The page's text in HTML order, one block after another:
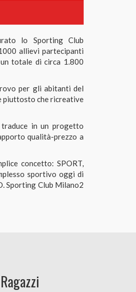
lo Sporting Club
allievi partecipanti
totale di circa 1.800
per gli abitanti del
piuttosto che ricreative
in un progetto
qualità-prezzo a
concetto: SPORT,
sportivo oggi di
Sporting Club Milano2